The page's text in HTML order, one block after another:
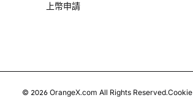
上幣申請
© 2026 OrangeX.com All Rights Reserved.Cookie